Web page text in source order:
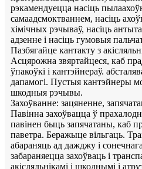
рэкамендуецца насіць
самаадсмоктваннем, насіць
хімічных рэчываў, насіць
адзенне і насіць гумовыя
Пазбягайце кантакту з
Асцярожна звяртайцеся, каб
ўпакоўкі і кантэйнераў.
дапамогі. Пустыя кантэйнеры
шкодныя рэчывы.
Захоўванне: зацяненне,
Павінна захоўвацца ў
павінен быць запячатаны, каб
паветра. Беражыце вільгаць.
абараняць ад дажджу і
забараняецца захоўваць і
акісляльнікамі і шкоднымі і